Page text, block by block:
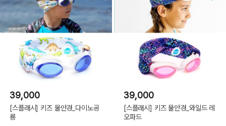
39,000
[스플래시] 키즈 물안경_다이노공
룡
39,000
[스플래시] 키즈 물안경_와일드 레
오파드